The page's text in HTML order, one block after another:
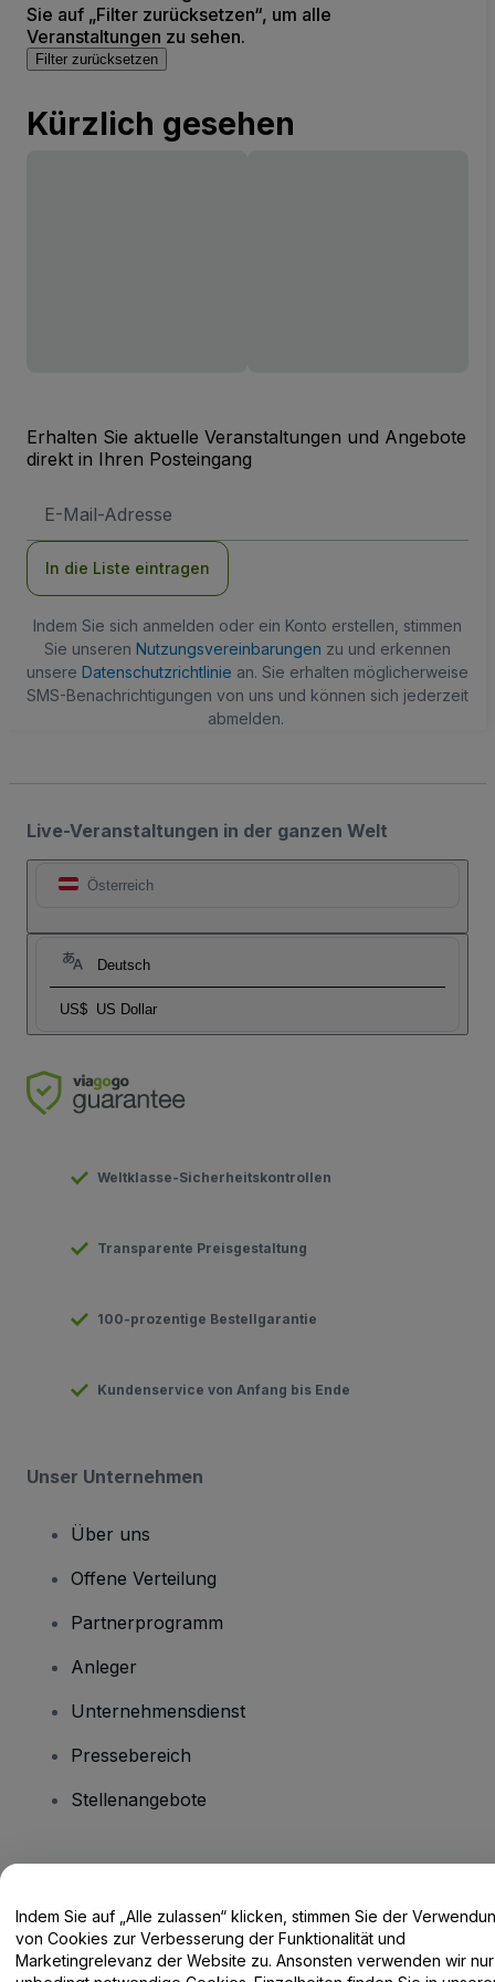
Sie auf „Filter zurücksetzen“, um alle
Veranstaltungen zu sehen.
Filter zurücksetzen
Kürzlich gesehen
Erhalten Sie aktuelle Veranstaltungen und Angebote
direkt in Ihren Posteingang
Mail-
In die Liste eintragen
Indem Sie sich anmelden oder ein Konto erstellen, stimmen
Sie unseren Nutzungsvereinbarungen zu und erkennen
unsere Datenschutzrichtlinie an. Sie erhalten möglicherweise
SMS-Benachrichtigungen von uns und können sich jederzeit
abmelden.
Live-Veranstaltungen in der ganzen Welt
Österreich
Deutsch
US$ US Dollar
Weltklasse-Sicherheitskontrollen
Transparente Preisgestaltung
100-prozentige Bestellgarantie
Kundenservice von Anfang bis Ende
Unser Unternehmen
Über uns
Offene Verteilung
Partnerprogramm
Anleger
Unternehmensdienst
Pressebereich
Stellenangebote
Hilfe-Center / Kontakt
Indem Sie auf „Alle zulassen“ klicken, stimmen Sie der
von Cookies zur Verbesserung der Funktionalität und
Marketingrelevanz der Website zu. Ansonsten verwenden wir nur